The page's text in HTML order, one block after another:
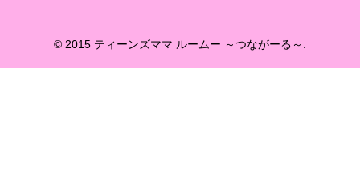
© 2015 ティーンズママ ルームー ～つながーる～.